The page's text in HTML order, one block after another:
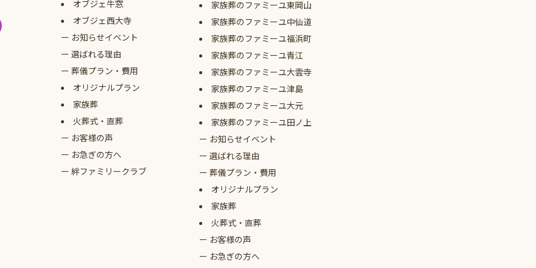
オブジェ牛窓
オブジェ西大寺
お知らせイベント
選ばれる理由
葬儀プラン・費用
オリジナルプラン
家族葬
火葬式・直葬
お客様の声
お急ぎの方へ
絆ファミリークラブ
家族葬のファミーユ東岡山
家族葬のファミーユ中仙道
家族葬のファミーユ福浜町
家族葬のファミーユ青江
家族葬のファミーユ大雲寺
家族葬のファミーユ津島
家族葬のファミーユ大元
家族葬のファミーユ田ノ上
お知らせイベント
選ばれる理由
葬儀プラン・費用
オリジナルプラン
家族葬
火葬式・直葬
お客様の声
お急ぎの方へ